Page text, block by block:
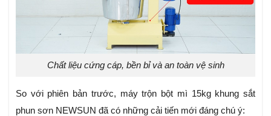
Chất liệu cứng cáp, bền bỉ và an toàn vệ sinh
So với phiên bản trước, máy trộn bột mì 15kg khung sắt
phun sơn NEWSUN đã có những cải tiến mới đáng chú ý: